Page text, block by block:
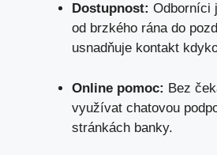
Dostupnost: Odborníci
od ⁣brzkého ​rána do⁣
usnadňuje kontakt‍
Online pomoc: Bez
využívat chatovou
stránkách banky.